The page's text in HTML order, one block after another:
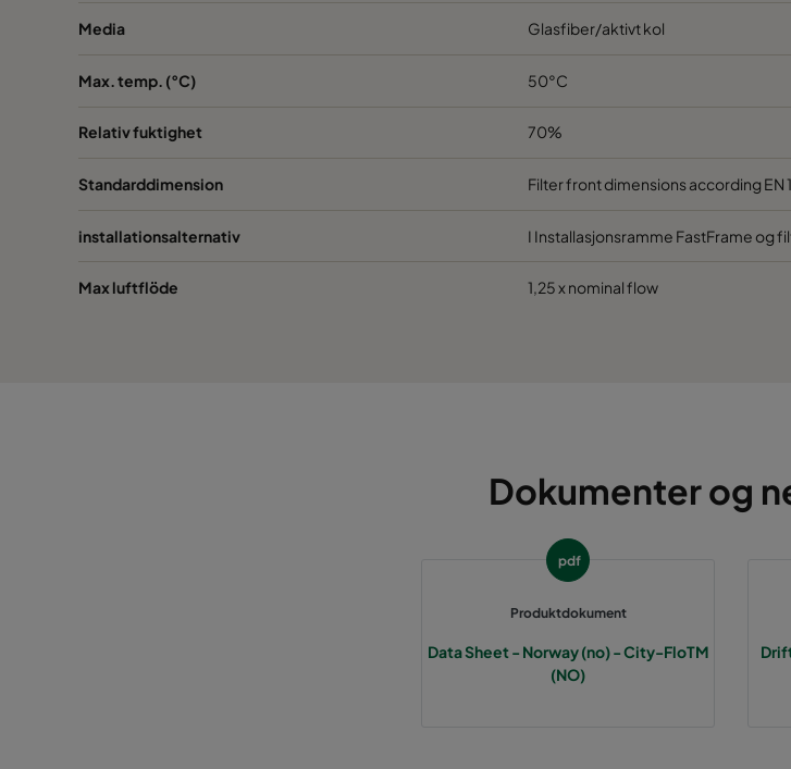
Media Glasfiber/aktivt kol
Max. temp. (°C) 50°C
Relativ fuktighet 70%
Standarddimension Filter front dimensions according EN
installationsalternativ I Installasjonsramme FastFrame og
Max luftflöde 1,25 x nominal flow
Dokumenter og
pdf
Produktdokument
Data Sheet - Norway (no) - City-FloTM
(NO)